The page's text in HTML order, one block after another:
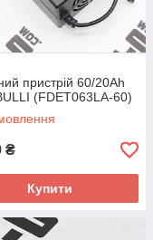
пристрій 60/20Ah
(FDET063LA-60)
₴
Купити